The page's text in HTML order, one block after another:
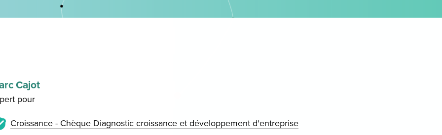
Cajot
pour
Croissance - Chèque Diagnostic croissance et développement d'entreprise